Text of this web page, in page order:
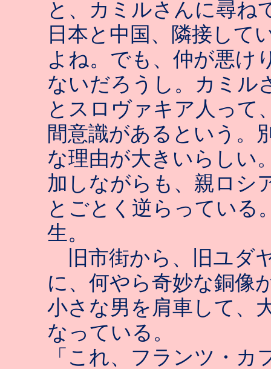
と、カミルさんに尋ね
日本と中国、隣接して
よね。でも、仲が悪け
ないだろうし。カミル
とスロヴァキア人って
間意識があるという。
な理由が大きいらしい
加しながらも、親ロシ
とごとく逆らっている
生。
旧市街から、旧ユダ
に、何やら奇妙な銅像
小さな男を肩車して、
なっている。
「これ、フランツ・カ